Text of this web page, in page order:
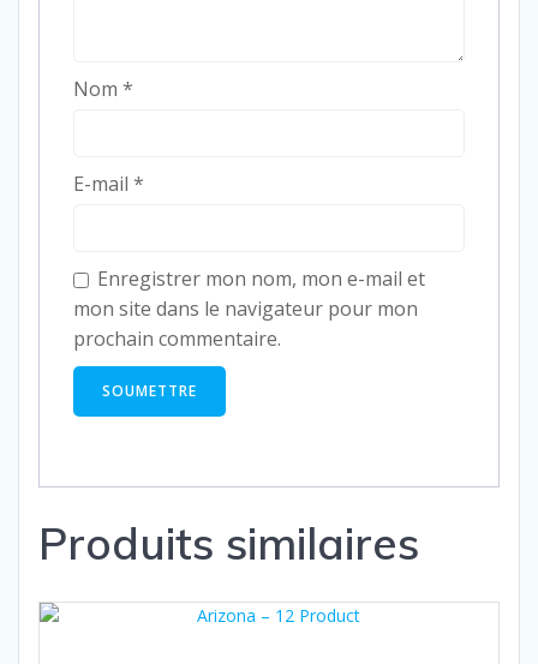
Nom *
E-mail *
Enregistrer mon nom, mon e-mail et
mon site dans le navigateur pour mon
prochain commentaire.
Produits similaires